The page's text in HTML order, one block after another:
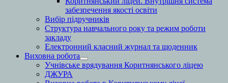
забезпечення якості освіти
Вибір підручників
Структура навчального року та режим роботи
закладу
Електронний класний журнал та щоденник
Виховна робота
Учнівське врядування Коритнянського ліцею
ДЖУРА